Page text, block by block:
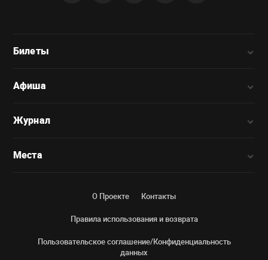
Билеты
Афиша
Журнал
Места
О Проекте Контакты
Правила использования и возврата
Пользовательское соглашение/Конфиденциальность
данных